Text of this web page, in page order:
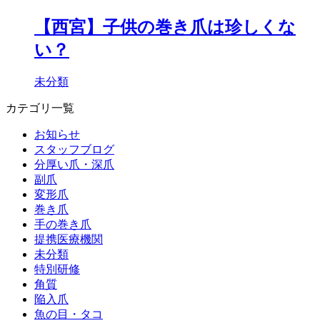
【西宮】子供の巻き爪は珍しくな
い？
未分類
カテゴリ一覧
お知らせ
スタッフブログ
分厚い爪・深爪
副爪
変形爪
巻き爪
手の巻き爪
提携医療機関
未分類
特別研修
角質
陥入爪
魚の目・タコ